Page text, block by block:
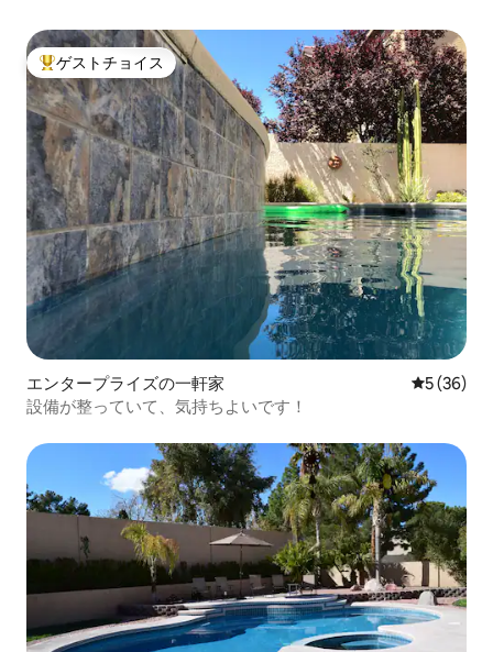
大好評のゲストチョイスです。
ゲストチョイス
エンタープライズの一軒家 レビュー
5 (36)
設備が整っていて、気持ちよいです！